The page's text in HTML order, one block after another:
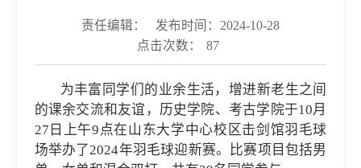
责任编辑：
发布时间：2024-10-28
点击次数：
87
为丰富同学们的业余生活，增进新老生之间
的课余交流和友谊，历史学院、考古学院于10月
27日上午9点在山东大学中心校区击剑馆羽毛球
场举办了2024年羽毛球迎新赛。比赛项目包括男